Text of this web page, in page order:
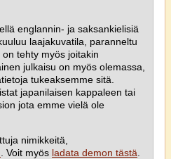
englannin- ja saksankielisiä
laajakuvatila, paranneltu
tehty myös joitakin
julkaisu on myös olemassa,
tukeaksemme sitä.
japanilaisen kappaleen tai
jota emme vielä ole
nimikkeitä,
. Voit myös ladata demon tästä